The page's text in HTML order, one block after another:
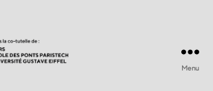
Menu